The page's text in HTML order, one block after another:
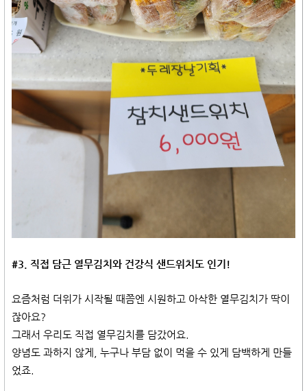
#3. 직접 담근 열무김치와 건강식 샌드위치도 인기!
요즘처럼 더위가 시작될 때쯤엔 시원하고 아삭한 열무김치가 딱이
잖아요?
그래서 우리도 직접 열무김치를 담갔어요.
양념도 과하지 않게, 누구나 부담 없이 먹을 수 있게 담백하게 만들
었죠.